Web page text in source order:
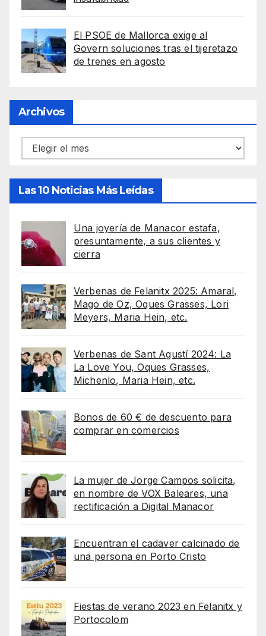
El PSOE de Mallorca exige al
Govern soluciones tras el tijeretazo
de trenes en agosto
Archivos
Archivos
Las 10 Noticias Más Leídas
Una joyería de Manacor estafa,
presuntamente, a sus clientes y
cierra
Verbenas de Felanitx 2025: Amaral,
Mago de Oz, Oques Grasses, Lori
Meyers, Maria Hein, etc.
Verbenas de Sant Agustí 2024: La
La Love You, Oques Grasses,
Michenlo, Maria Hein, etc.
Bonos de 60 € de descuento para
comprar en comercios
La mujer de Jorge Campos solicita,
en nombre de VOX Baleares, una
rectificación a Digital Manacor
Encuentran el cadaver calcinado de
una persona en Porto Cristo
Fiestas de verano 2023 en Felanitx y
Portocolom